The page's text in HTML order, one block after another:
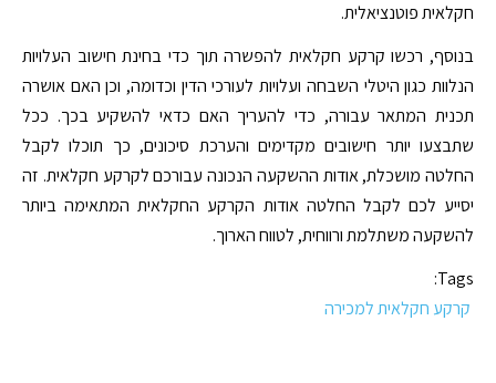
חקלאית פוטנציאלית.
בנוסף, רכשו קרקע חקלאית להפשרה תוך כדי בחינת חישוב העלויות
הנלוות כגון היטלי השבחה ועלויות לעורכי הדין וכדומה, וכן האם אושרה
תכנית המתאר עבורה, כדי להעריך האם כדאי להשקיע בכך. ככל
שתבצעו יותר חישובים מקדימים והערכת סיכונים, כך תוכלו לקבל
החלטה מושכלת, אודות ההשקעה הנכונה עבורכם לקרקע חקלאית. זה
יסייע לכם לקבל החלטה אודות הקרקע החקלאית המתאימה ביותר
להשקעה משתלמת ורווחית, לטווח הארוך.
Tags:
קרקע חקלאית למכירה